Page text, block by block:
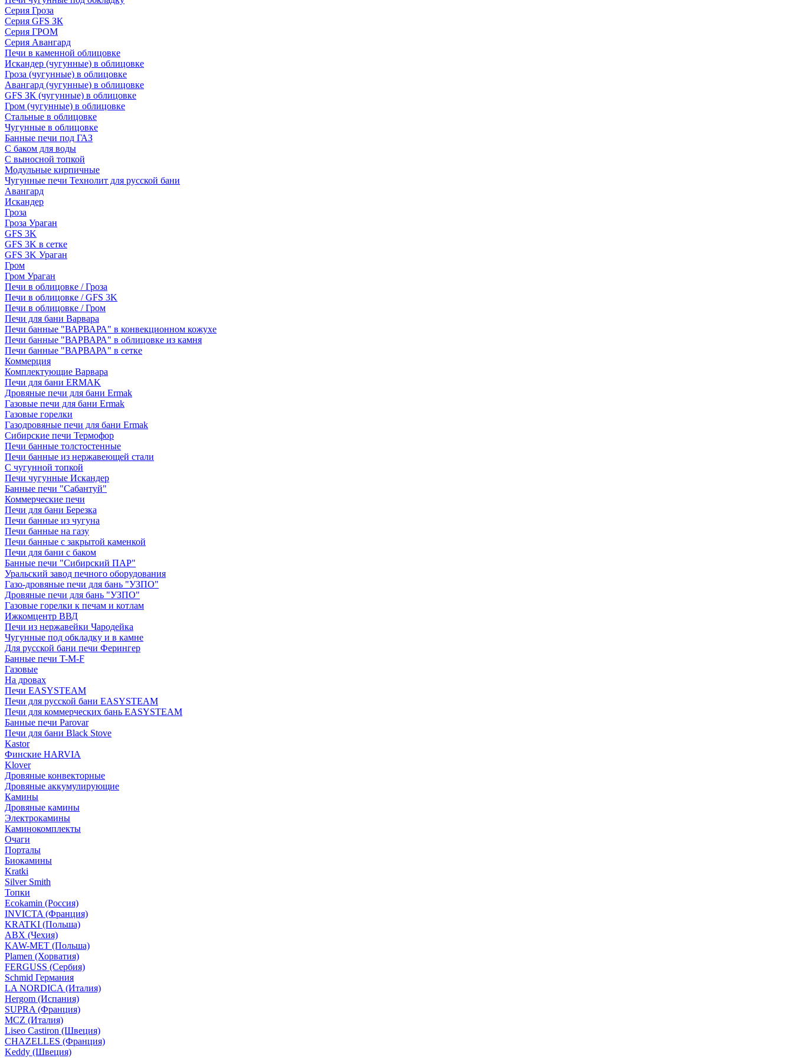
Серия Гроза
Серия GFS ЗК
Серия ГРОМ
Серия Авангард
Печи в каменной облицовке
Искандер (чугунные) в облицовке
Гроза (чугунные) в облицовке
Авангард (чугунные) в облицовке
GFS ЗК (чугунные) в облицовке
Гром (чугунные) в облицовке
Стальные в облицовке
Чугунные в облицовке
Банные печи под ГАЗ
С баком для воды
С выносной топкой
Модульные кирпичные
Чугунные печи Технолит для русской бани
Авангард
Искандер
Гроза
Гроза Ураган
GFS 3K
GFS 3K в сетке
GFS 3K Ураган
Гром
Гром Ураган
Печи в облицовке / Гроза
Печи в облицовке / GFS 3K
Печи в облицовке / Гром
Печи для бани Варвара
Печи банные "ВАРВАРА" в конвекционном кожухе
Печи банные "ВАРВАРА" в облицовке из камня
Печи банные "ВАРВАРА" в сетке
Коммерция
Комплектующие Варвара
Печи для бани ERMAK
Дровяные печи для бани Ermak
Газовые печи для бани Ermak
Газовые горелки
Газодровяные печи для бани Ermak
Сибирские печи Термофор
Печи банные толстостенные
Печи банные из нержавеющей стали
С чугунной топкой
Печи чугунные Искандер
Банные печи "Сабантуй"
Коммерческие печи
Печи для бани Березка
Печи банные из чугуна
Печи банные на газу
Печи банные с закрытой каменкой
Печи для бани с баком
Банные печи "Сибирский ПАР"
Уральский завод печного оборудования
Газо-дровяные печи для бань "УЗПО"
Дровяные печи для бань "УЗПО"
Газовые горелки к печам и котлам
Ижкомцентр ВВД
Печи из нержавейки Чародейка
Чугунные под обкладку и в камне
Для русской бани печи Ферингер
Банные печи T-M-F
Газовые
На дровах
Печи EASYSTEAM
Печи для русской бани EASYSTEAM
Печи для коммерческих бань EASYSTEAM
Банные печи Parovar
Печи для бани Black Stove
Kastor
Финские HARVIA
Klover
Дровяные конвекторные
Дровяные аккумулирующие
Камины
Дровяные камины
Электрокамины
Каминокомплекты
Очаги
Порталы
Биокамины
Kratki
Silver Smith
Топки
Ecokamin (Россия)
INVICTA (Франция)
KRATKI (Польша)
ABX (Чехия)
KAW-MET (Польша)
Plamen (Хорватия)
FERGUSS (Сербия)
Schmid Германия
LA NORDICA (Италия)
Hergom (Испания)
SUPRA (Франция)
MCZ (Италия)
Liseo Castiron (Швеция)
CHAZELLES (Франция)
Keddy (Швеция)